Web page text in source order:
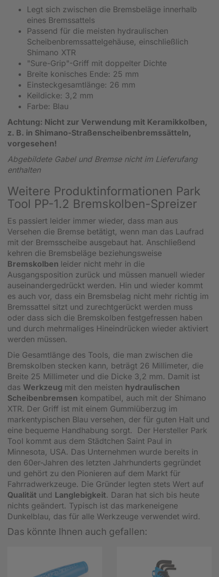
Legt sich zwischen die Bremsbeläge innerhalb
eines Bremssattels
Passend für die meisten hydraulischen
Scheibenbremssattelgehäuse, einschließlich
Shimano XTR
"Sure-Grip"-Griff mit doppelter Dichte
Breite konisches Ende: 25 mm
Einsteckgesamtlänge: 26 mm
Keildicke: 3,2 mm
Farbe: Blau
Achtung: Nicht zur Verwendung mit Keramikkolben,
z. B. in Shimano-Straßenscheibenbremssätteln,
vorgesehen!
Abgebildete Gabel und Bremse nicht im Lieferufang
enthalten
Weitere Produktinformationen Park
Tool PP-1.2 Bremskolben-Spreizer
Es passiert leider immer wieder, dass man aus
Versehen die Bremse betätigt, wenn man das Laufrad
mit der Bremsscheibe ausgebaut hat. Anschließend
kehren die Bremsbeläge beziehungsweise
Bremskolben leider nicht mehr in die
Ausgangsposition zurück und müssen manuell wieder
auseinandergedrückt werden. Hin und wieder kommt
es auch vor, dass ein Bremsbelag nicht mehr richtig im
Bremssattel sitzt und zurechtgerückt werden muss
oder dass sich die Bremskolben festgefressen haben
und durch mehrmaliges Hineindrücken wieder aktiviert
werden müssen.
Die Gesamtlänge des Tools, die man zwischen die
Bremskolben stecken kann, beträgt 26 Millimeter, die
Breite 25 Millimeter und die Dicke 3,2 mm. Damit ist
das Werkzeug mit den meisten hydraulischen
Scheibenbremsen kompatibel, auch mit der Shimano
XTR. Der Griff ist mit einem Gummiüberzug im
markentypischen Blau versehen, der für guten Halt und
eine bequeme Handhabung sorgt. Der Hersteller Park
Tool kommt aus dem Städtchen Saint Paul in
Minnesota, USA. Das Unternehmen wurde bereits in
den 60er-Jahren des letzten Jahrhunderts gegründet
und gehört zu den Pionieren auf dem Markt für
Fahrradwerkzeuge. Die Gründer legten stets Wert auf
Qualität und Langlebigkeit. Daran hat sich bis heute
nichts geändert. Typisch ist das markeneigene
Dunkelblau, das für alle Werkzeuge verwendet wird.
Das könnte Ihnen auch gefallen: